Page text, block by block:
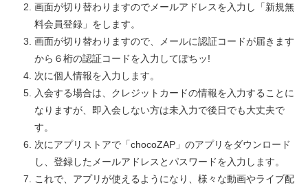
画面が切り替わりますのでメールアドレスを入力し「新規無
料会員登録」をします。
画面が切り替わりますので、メールに認証コードが届きます
から６桁の認証コードを入力してぽちッ!
次に個人情報を入力します。
入会する場合は、クレジットカードの情報を入力することに
なりますが、即入会しない方は未入力で後日でも大丈夫で
す。
次にアプリストアで「chocoZAP」のアプリをダウンロード
し、登録したメールアドレスとパスワードを入力します。
これで、アプリが使えるようになり、様々な動画やライブ配